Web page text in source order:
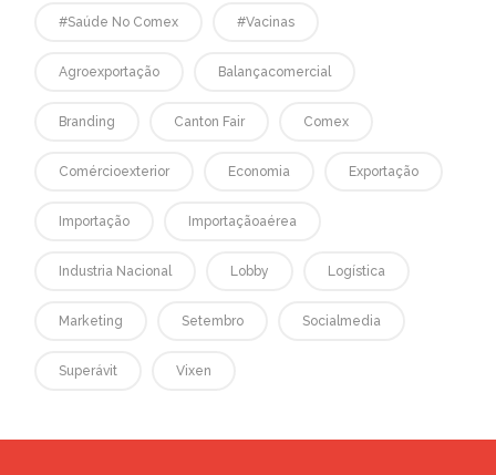
#saúde No Comex #vacinas
Agroexportação Balançacomercial
Branding Canton Fair Comex
Comércioexterior Economia Exportação
Importação Importaçãoaérea
Industria Nacional Lobby Logística
Marketing Setembro Socialmedia
Superávit Vixen